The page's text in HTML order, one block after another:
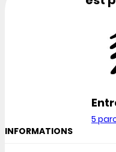
5
INFORMATIONS